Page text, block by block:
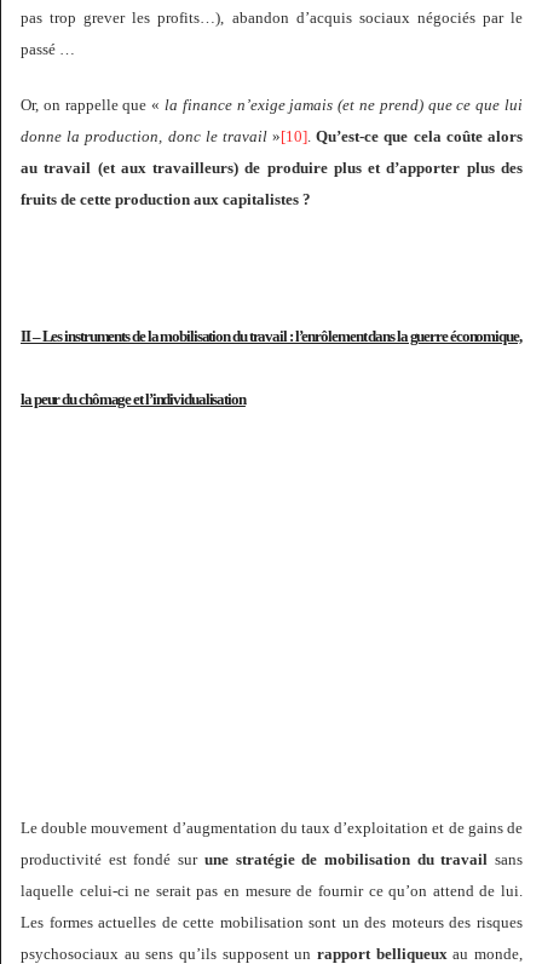
pas trop grever les profits…), abandon d’acquis sociaux négociés par le
passé …
Or, on rappelle que « la finance n’exige jamais (et ne prend) que ce que lui
donne la production, donc le travail»[10].Qu’est-ce que cela coûte alors
au travail (et aux travailleurs) de produire plus et d’apporter plus des
fruits de cette production aux capitalistes ?
II – Les instruments de la mobilisation du travail : l’enrôlement dans la guerre économique,
la peur du chômage et l’individualisation
Le double mouvement d’augmentation du taux d’exploitation et de gains de
productivité est fondé sur une stratégie de mobilisation du travail sans
laquelle celui-ci ne serait pas en mesure de fournir ce qu’on attend de lui.
Les formes actuelles de cette mobilisation sont un des moteurs des risques
psychosociaux au sens qu’ils supposent un rapport belliqueux au monde,